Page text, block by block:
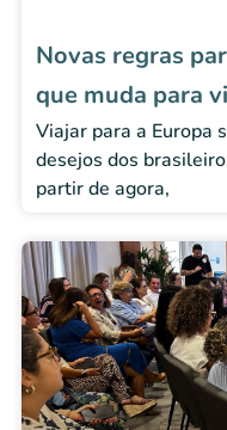
Novas regras
que muda para
Viajar para a Europa
desejos dos
partir de agora,